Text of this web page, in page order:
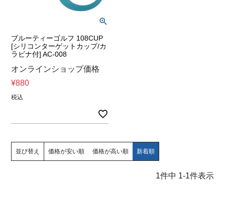
ブルーティーゴルフ 108CUP
[シリコンターゲットカップ/カ
ラビナ付] AC-008
オンラインショップ価格
¥880
税込
並び替え 価格が安い順 価格が高い順 新着順
1件中 1-1件表示